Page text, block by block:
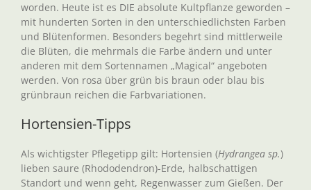
worden. Heute ist es DIE absolute Kultpflanze geworden –
mit hunderten Sorten in den unterschiedlichsten Farben
und Blütenformen. Besonders begehrt sind mittlerweile
die Blüten, die mehrmals die Farbe ändern und unter
anderen mit dem Sortennamen „Magical“ angeboten
werden. Von rosa über grün bis braun oder blau bis
grünbraun reichen die Farbvariationen.
Hortensien-Tipps
Als wichtigster Pflegetipp gilt: Hortensien (Hydrangea sp.)
lieben saure (Rhododendron)-Erde, halbschattigen
Standort und wenn geht, Regenwasser zum Gießen. Der